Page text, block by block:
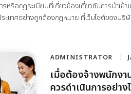
รหรือกฎระเบียบที่เกี่ยวข้องเกี่ยวกับการนำเ
ประเทศอย่างถูกต้องกฎหมาย ที่เว็บไซต์ของ
ADMINISTRATOR
เมื่อต้องจ้างพนักงา
ควรดำเนินการอย่าง